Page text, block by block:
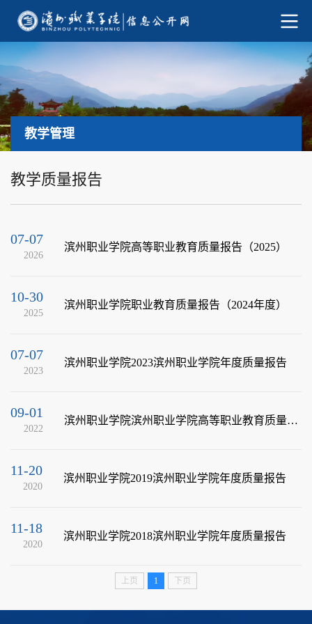
教学管理
教学质量报告
07-07
2026
滨州职业学院高等职业教育质量报告（2025）
10-30
2025
滨州职业学院职业教育质量报告（2024年度）
07-07
2023
滨州职业学院2023滨州职业学院年度质量报告
09-01
2022
滨州职业学院滨州职业学院高等职业教育质量年度报告2022年
11-20
2020
滨州职业学院2019滨州职业学院年度质量报告
11-18
2020
滨州职业学院2018滨州职业学院年度质量报告
上页 1 下页